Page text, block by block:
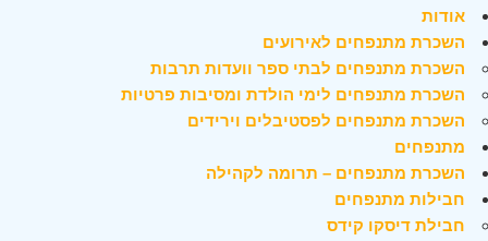
אודות
השכרת מתנפחים לאירועים
השכרת מתנפחים לבתי ספר וועדות תרבות
השכרת מתנפחים לימי הולדת ומסיבות פרטיות
השכרת מתנפחים לפסטיבלים וירידים
מתנפחים
השכרת מתנפחים – תרומה לקהילה
חבילות מתנפחים
חבילת דיסקו קידס